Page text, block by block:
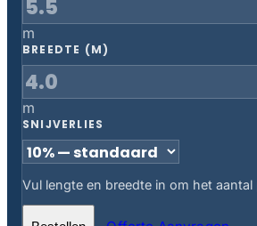
m
BREEDTE (M)
m
SNIJVERLIES
Vul lengte en breedte in om het